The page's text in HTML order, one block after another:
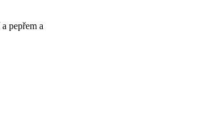
pepřem a